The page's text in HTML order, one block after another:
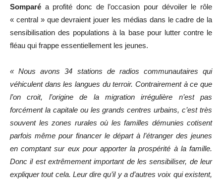
Somparé a profité donc de l’occasion pour dévoiler le rôle
« central » que devraient jouer les médias dans le cadre de la
sensibilisation des populations à la base pour lutter contre le
fléau qui frappe essentiellement les jeunes.
« Nous avons 34 stations de radios communautaires qui
véhiculent dans les langues du terroir. Contrairement à ce que
l’on croit, l’origine de la migration irrégulière n’est pas
forcément la capitale ou les grands centres urbains, c’est très
souvent les zones rurales où les familles démunies cotisent
parfois même pour financer le départ à l’étranger des jeunes
en comptant sur eux pour apporter la prospérité à la famille.
Donc il est extrêmement important de les sensibiliser, de leur
expliquer tout cela. Leur dire qu’il y a d’autres voix qui existent,